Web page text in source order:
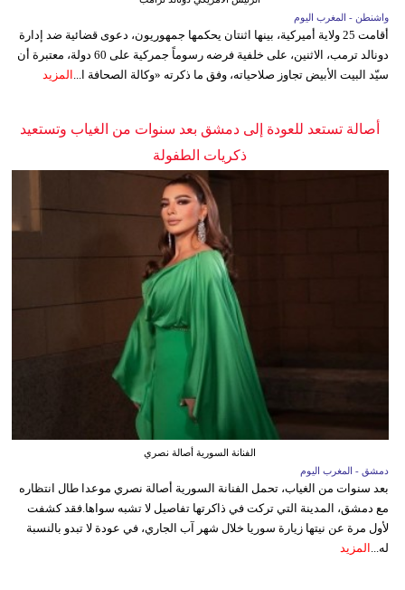
واشنطن - المغرب اليوم
أقامت 25 ولاية أميركية، بينها اثنتان يحكمها جمهوريون، دعوى قضائية ضد إدارة
دونالد ترمب، الاثنين، على خلفية فرضه رسوماً جمركية على 60 دولة، معتبرة أن
سيّد البيت الأبيض تجاوز صلاحياته، وفق ما ذكرته «وكالة الصحافة ا...
المزيد
أصالة تستعد للعودة إلى دمشق بعد سنوات من الغياب وتستعيد
ذكريات الطفولة
الفنانة السورية أصالة نصري
دمشق - المغرب اليوم
بعد سنوات من الغياب، تحمل الفنانة السورية أصالة نصري موعدا طال انتظاره
مع دمشق، المدينة التي تركت في ذاكرتها تفاصيل لا تشبه سواها.فقد كشفت
لأول مرة عن نيتها زيارة سوريا خلال شهر آب الجاري، في عودة لا تبدو بالنسبة
له... المزيد